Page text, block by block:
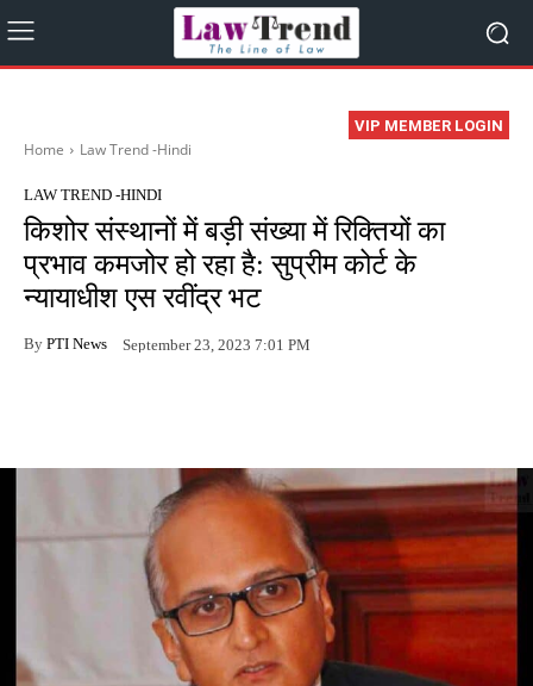
VIP MEMBER LOGIN
Home Law Trend -Hindi
LAW TREND -HINDI
किशोर संस्थानों में बड़ी संख्या में रिक्तियों का
प्रभाव कमजोर हो रहा है: सुप्रीम कोर्ट के
न्यायाधीश एस रवींद्र भट
By PTI News September 23, 2023 7:01 PM